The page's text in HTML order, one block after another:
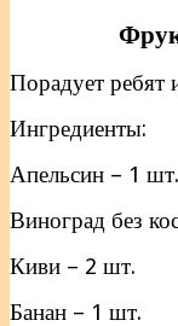
Порадует ребят
Ингредиенты:
Апельсин – 1 шт.
Виноград без
Киви – 2 шт.
Банан – 1 шт.